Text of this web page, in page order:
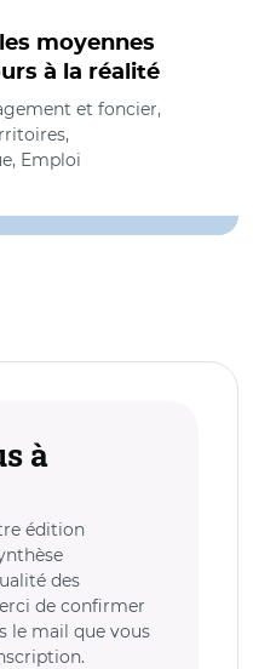
moyennes
à la réalité
et foncier,
Emploi
à
édition
des
de confirmer
le mail que vous